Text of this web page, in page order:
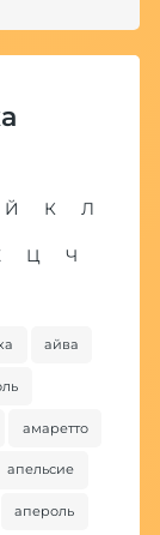
Й К Л
Ц Ч
айва
амаретто
апельсие
апероль